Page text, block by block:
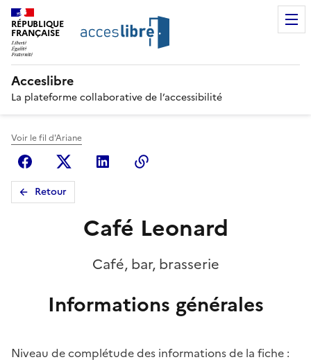
RÉPUBLIQUE
FRANÇAISE
Acceslibre
La plateforme collaborative de l’accessibilité
Voir le fil d'Ariane
FacebookX (anciennement Twitter)
Linkedin
Retour
Café Leonard
Café, bar, brasserie
Informations générales
Niveau de complétude des informations de la fiche :